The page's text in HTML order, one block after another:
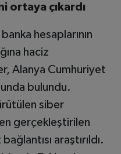
ortaya çıkardı
hesaplarının
haciz
Alanya Cumhuriyet
bulundu.
siber
gerçekleştirilen
araştırıldı.